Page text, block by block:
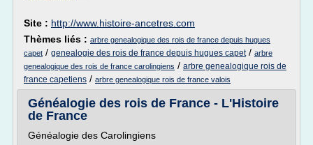
Site : http://www.histoire-ancetres.com
Thèmes liés : arbre genealogique des rois de france depuis hugues
capet / genealogie des rois de france depuis hugues capet/ arbre
genealogique des rois de france carolingiens / arbre genealogique rois de
france capetiens / arbre genealogique rois de france valois
Généalogie des rois de France - L'Histoire
de France
Généalogie des Carolingiens